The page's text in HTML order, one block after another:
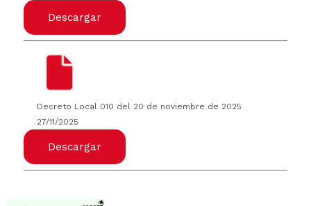
Descargar
Decreto Local 010 del 20 de noviembre de 2025
27/11/2025
Descargar